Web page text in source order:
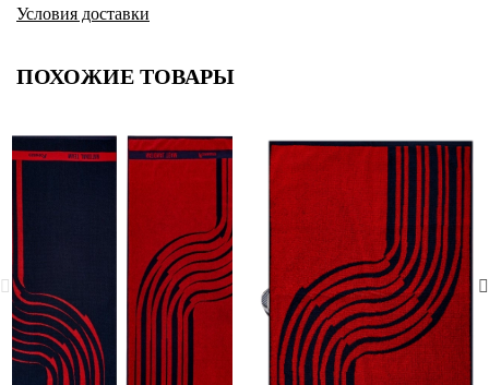
Условия доставки
ПОХОЖИЕ ТОВАРЫ